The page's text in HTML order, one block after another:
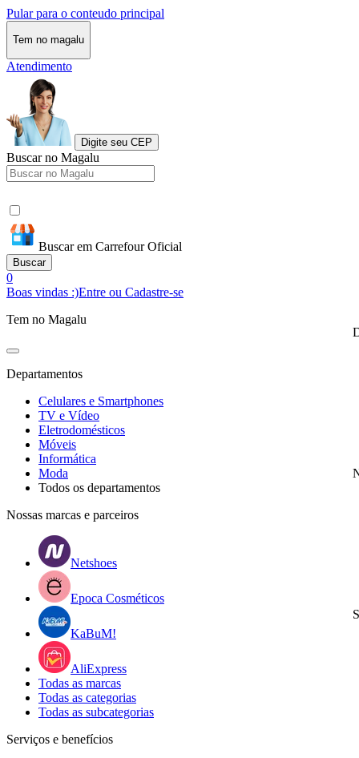
Pular para o conteudo principal
Tem no magalu
Atendimento
Digite seu CEP
Buscar no Magalu
Buscar em Carrefour Oficial
Buscar
0
Boas vindas :)Entre ou Cadastre-se
Tem no Magalu
Departamentos
Celulares e Smartphones
TV e Vídeo
Eletrodomésticos
Móveis
Informática
Moda
Todos os departamentos
Nossas marcas e parceiros
Netshoes
Epoca Cosméticos
KaBuM!
AliExpress
Todas as marcas
Todas as categorias
Todas as subcategorias
Serviços e benefícios